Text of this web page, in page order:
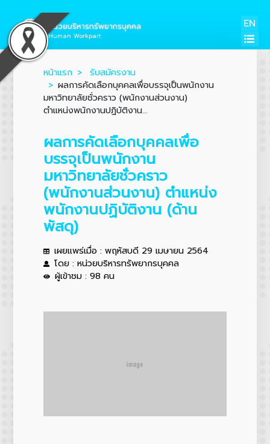
หน่วยบริหารทรัพยากรบุคคล
Human Workpart
EN
หน้าแรก
รับสมัครงาน
ผลการคัดเลือกบุคคลเพื่อบรรจุเป็นพนักงาน
มหาวิทยาลัยชั่วคราว (พนักงานส่วนงาน)
ตำแหน่งพนักงานปฏิบัติงาน...
ผลการคัดเลือกบุคคลเพื่อ
บรรจุเป็นพนักงาน
มหาวิทยาลัยชั่วคราว
(พนักงานส่วนงาน) ตำแหน่ง
พนักงานปฏิบัติงาน (ด้าน
พัสดุ)
เผยแพร่เมื่อ : พฤหัสบดี 29 เมษายน 2564
โดย : หน่วยบริหารทรัพยากรบุคคล
ผู้เข้าชม : 98 คน